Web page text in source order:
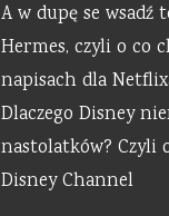
A w dupę se wsadź
Hermes, czyli o co
napisach dla
Dlaczego Disney
nastolatków? Czyli
Disney Channel